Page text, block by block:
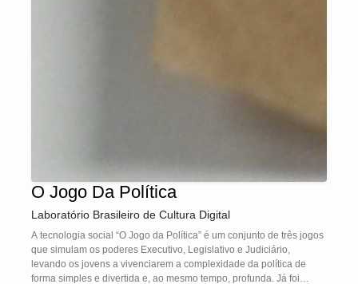
O Jogo Da Política
Laboratório Brasileiro de Cultura Digital
A tecnologia social “O Jogo da Política” é um conjunto de três jogos
que simulam os poderes Executivo, Legislativo e Judiciário,
levando os jovens a vivenciarem a complexidade da política de
forma simples e divertida e, ao mesmo tempo, profunda. Já foi